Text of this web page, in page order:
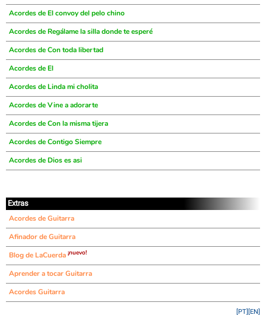
Acordes de El convoy del pelo chino
Acordes de Regálame la silla donde te esperé
Acordes de Con toda libertad
Acordes de El
Acordes de Linda mi cholita
Acordes de Vine a adorarte
Acordes de Con la misma tijera
Acordes de Contigo Siempre
Acordes de Dios es asi
Extras
Acordes de Guitarra
Afinador de Guitarra
Blog de LaCuerda ¡nuevo!
Aprender a tocar Guitarra
Acordes Guitarra
[EN]
[PT]